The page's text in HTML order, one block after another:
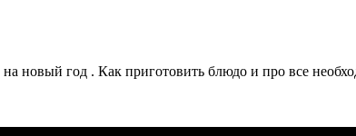
новый год . Как приготовить блюдо и про все